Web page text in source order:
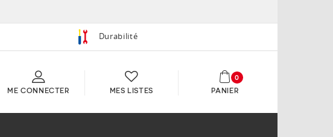
Durabilité
ME CONNECTER MES LISTES PANIER
0